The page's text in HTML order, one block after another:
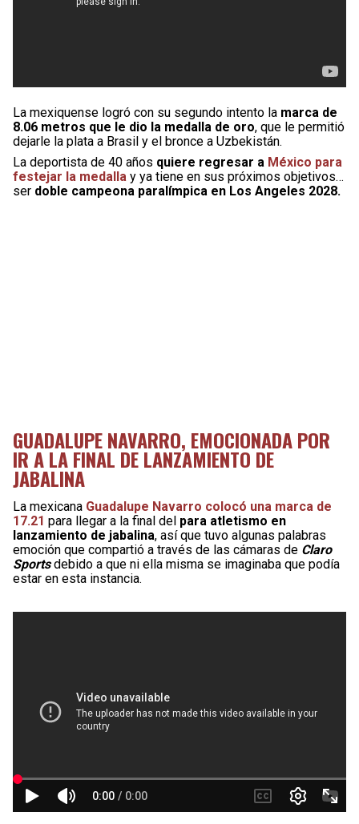
La mexiquense logró con su segundo intento la marca de
8.06 metros que le dio la medalla de oro, que le permitió
dejarle la plata a Brasil y el bronce a Uzbekistán.
La deportista de 40 años quiere regresar a México para
festejar la medalla y ya tiene en sus próximos objetivos…
ser doble campeona paralímpica en Los Angeles 2028.
GUADALUPE NAVARRO, EMOCIONADA POR
IR A LA FINAL DE LANZAMIENTO DE
JABALINA
La mexicana Guadalupe Navarro colocó una marca de
17.21 para llegar a la final del para atletismo en
lanzamiento de jabalina, así que tuvo algunas palabras
emoción que compartió a través de las cámaras de Claro
Sportsdebido a que ni ella misma se imaginaba que podía
estar en esta instancia.